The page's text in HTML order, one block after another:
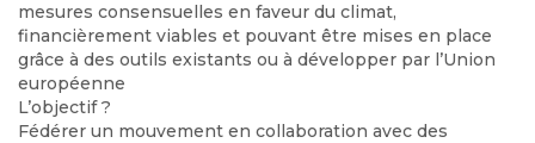
mesures consensuelles en faveur du climat,
financièrement viables et pouvant être mises en place
grâce à des outils existants ou à développer par l’Union
européenne
L’objectif ?
Fédérer un mouvement en collaboration avec des